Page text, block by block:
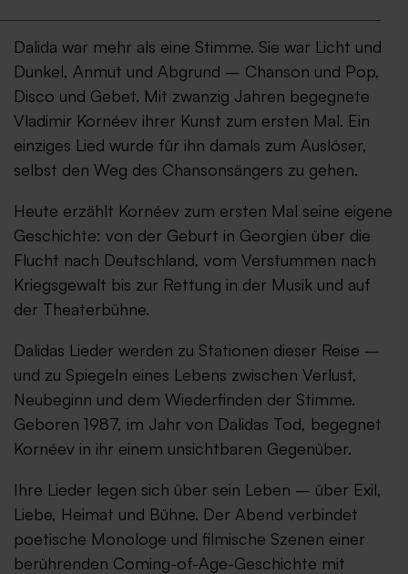
Dalida war mehr als eine Stimme. Sie war Licht und
Dunkel, Anmut und Abgrund – Chanson und Pop,
Disco und Gebet. Mit zwanzig Jahren begegnete
Vladimir Kornéev ihrer Kunst zum ersten Mal. Ein
einziges Lied wurde für ihn damals zum Auslöser,
selbst den Weg des Chansonsängers zu gehen.
Heute erzählt Kornéev zum ersten Mal seine eigene
Geschichte: von der Geburt in Georgien über die
Flucht nach Deutschland, vom Verstummen nach
Kriegsgewalt bis zur Rettung in der Musik und auf
der Theaterbühne.
Dalidas Lieder werden zu Stationen dieser Reise –
und zu Spiegeln eines Lebens zwischen Verlust,
Neubeginn und dem Wiederfinden der Stimme.
Geboren 1987, im Jahr von Dalidas Tod, begegnet
Kornéev in ihr einem unsichtbaren Gegenüber.
Ihre Lieder legen sich über sein Leben – über Exil,
Liebe, Heimat und Bühne. Der Abend verbindet
poetische Monologe und filmische Szenen einer
berührenden Coming-of-Age-Geschichte mit